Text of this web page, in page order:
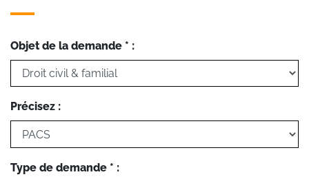
Objet de la demande * :
Précisez :
Type de demande * :